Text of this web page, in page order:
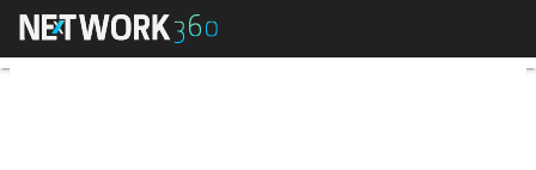
Deutsche Bank elige a Oracle